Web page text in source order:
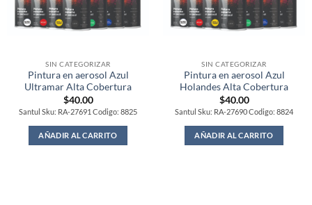
SIN CATEGORIZAR
Pintura en aerosol Azul
Ultramar Alta Cobertura
$40.00
Santul Sku: RA-27691 Codigo: 8825
AÑADIR AL CARRITO
SIN CATEGORIZAR
Pintura en aerosol Azul
Holandes Alta Cobertura
$40.00
Santul Sku: RA-27690 Codigo: 8824
AÑADIR AL CARRITO